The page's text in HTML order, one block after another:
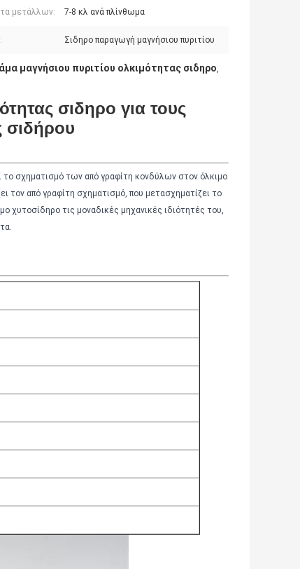
μετάλλων: 7-8 κλ ανά πλίνθωμα
Σιδηρο παραγωγή μαγνήσιου πυριτίου
μαγνήσιου πυριτίου ολκιμότητας σιδηρο,
σιδηρο για τους
σιδήρου
το σχηματισμό των από γραφίτη κονδύλων στον όλκιμο
τον από γραφίτη σχηματισμό, που μετασχηματίζει το
χυτοσίδηρο τις μοναδικές μηχανικές ιδιότητές του,